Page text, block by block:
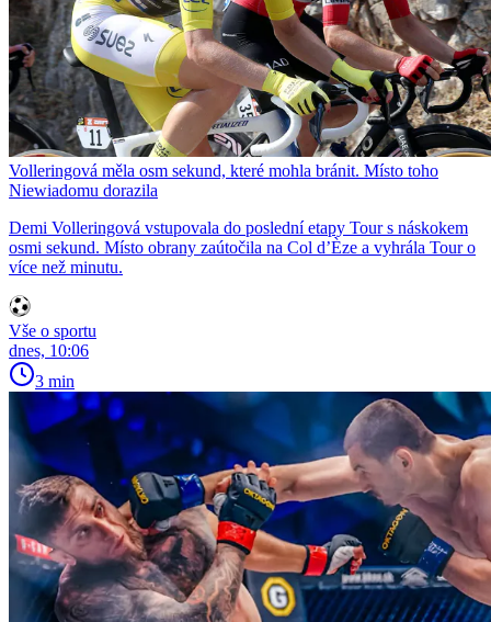
Volleringová měla osm sekund, které mohla bránit. Místo toho
Niewiadomu dorazila
Demi Volleringová vstupovala do poslední etapy Tour s náskokem
osmi sekund. Místo obrany zaútočila na Col d’Èze a vyhrála Tour o
více než minutu.
Vše o sportu
dnes, 10:06
3 min